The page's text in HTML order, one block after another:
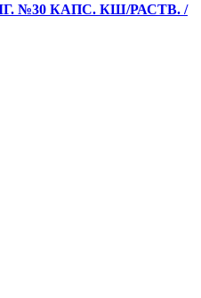
№30 КАПС. КШ/РАСТВ. /